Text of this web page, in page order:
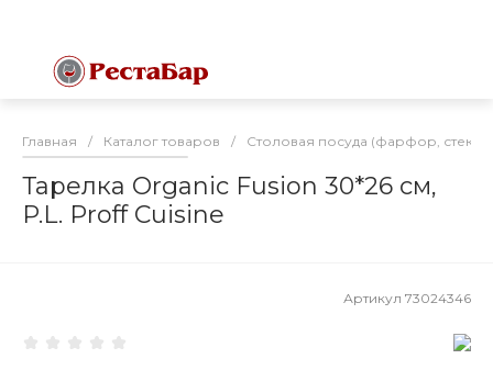
Главная / Каталог товаров / Столовая посуда (фарфор,
Тарелка Organic Fusion 30*26 см,
P.L. Proff Cuisine
Артикул 73024346